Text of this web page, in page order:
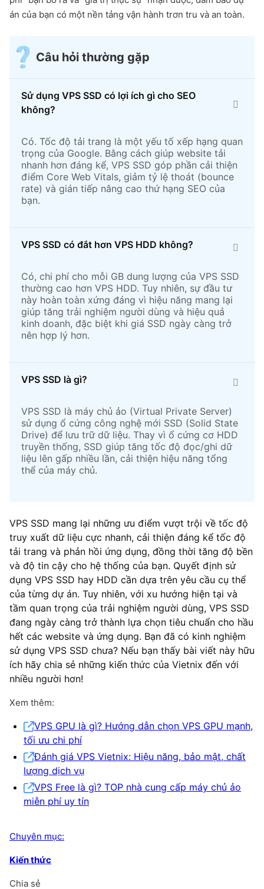
án của bạn có một nền tảng vận hành trơn tru và an toàn.
Câu hỏi thường gặp
Sử dụng VPS SSD có lợi ích gì cho SEO
không?
Có. Tốc độ tải trang là một yếu tố xếp hạng quan
trọng của Google. Bằng cách giúp website tải
nhanh hơn đáng kể, VPS SSD góp phần cải thiện
điểm Core Web Vitals, giảm tỷ lệ thoát (bounce
rate) và gián tiếp nâng cao thứ hạng SEO của
bạn.
VPS SSD có đắt hơn VPS HDD không?
Có, chi phí cho mỗi GB dung lượng của VPS SSD
thường cao hơn VPS HDD. Tuy nhiên, sự đầu tư
này hoàn toàn xứng đáng vì hiệu năng mang lại
giúp tăng trải nghiệm người dùng và hiệu quả
kinh doanh, đặc biệt khi giá SSD ngày càng trở
nên hợp lý hơn.
VPS SSD là gì?
VPS SSD là máy chủ ảo (Virtual Private Server)
sử dụng ổ cứng công nghệ mới SSD (Solid State
Drive) để lưu trữ dữ liệu. Thay vì ổ cứng cơ HDD
truyền thống, SSD giúp tăng tốc độ đọc/ghi dữ
liệu lên gấp nhiều lần, cải thiện hiệu năng tổng
thể của máy chủ.
VPS SSD mang lại những ưu điểm vượt trội về tốc độ
truy xuất dữ liệu cực nhanh, cải thiện đáng kể tốc độ
tải trang và phản hồi ứng dụng, đồng thời tăng độ bền
và độ tin cậy cho hệ thống của bạn. Quyết định sử
dụng VPS SSD hay HDD cần dựa trên yêu cầu cụ thể
của từng dự án. Tuy nhiên, với xu hướng hiện tại và
tầm quan trọng của trải nghiệm người dùng, VPS SSD
đang ngày càng trở thành lựa chọn tiêu chuẩn cho hầu
hết các website và ứng dụng. Bạn đã có kinh nghiệm
sử dụng VPS SSD chưa? Nếu bạn thấy bài viết này hữu
ích hãy chia sẻ những kiến thức của Vietnix đến với
nhiều người hơn!
Xem thêm:
VPS GPU là gì? Hướng dẫn chọn VPS GPU mạnh,
tối ưu chi phí
Đánh giá VPS Vietnix: Hiệu năng, bảo mật, chất
lượng dịch vụ
VPS Free là gì? TOP nhà cung cấp máy chủ ảo
miễn phí uy tín
Chuyên mục:
Kiến thức
Chia sẻ